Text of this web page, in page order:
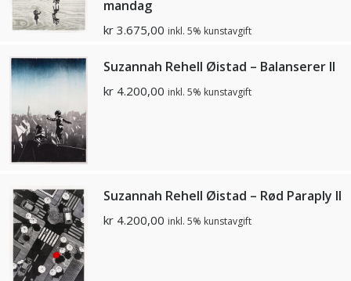
mandag
kr 3.675,00 inkl. 5% kunstavgift
Suzannah Rehell Øistad – Balanserer ll
kr 4.200,00 inkl. 5% kunstavgift
Suzannah Rehell Øistad – Rød Paraply II
kr 4.200,00 inkl. 5% kunstavgift